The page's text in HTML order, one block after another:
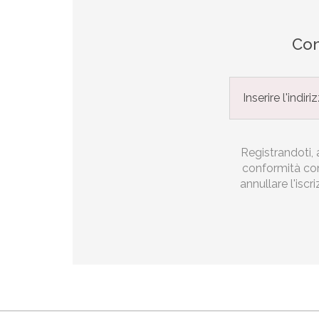
Registrandoti,
conformità
annullare